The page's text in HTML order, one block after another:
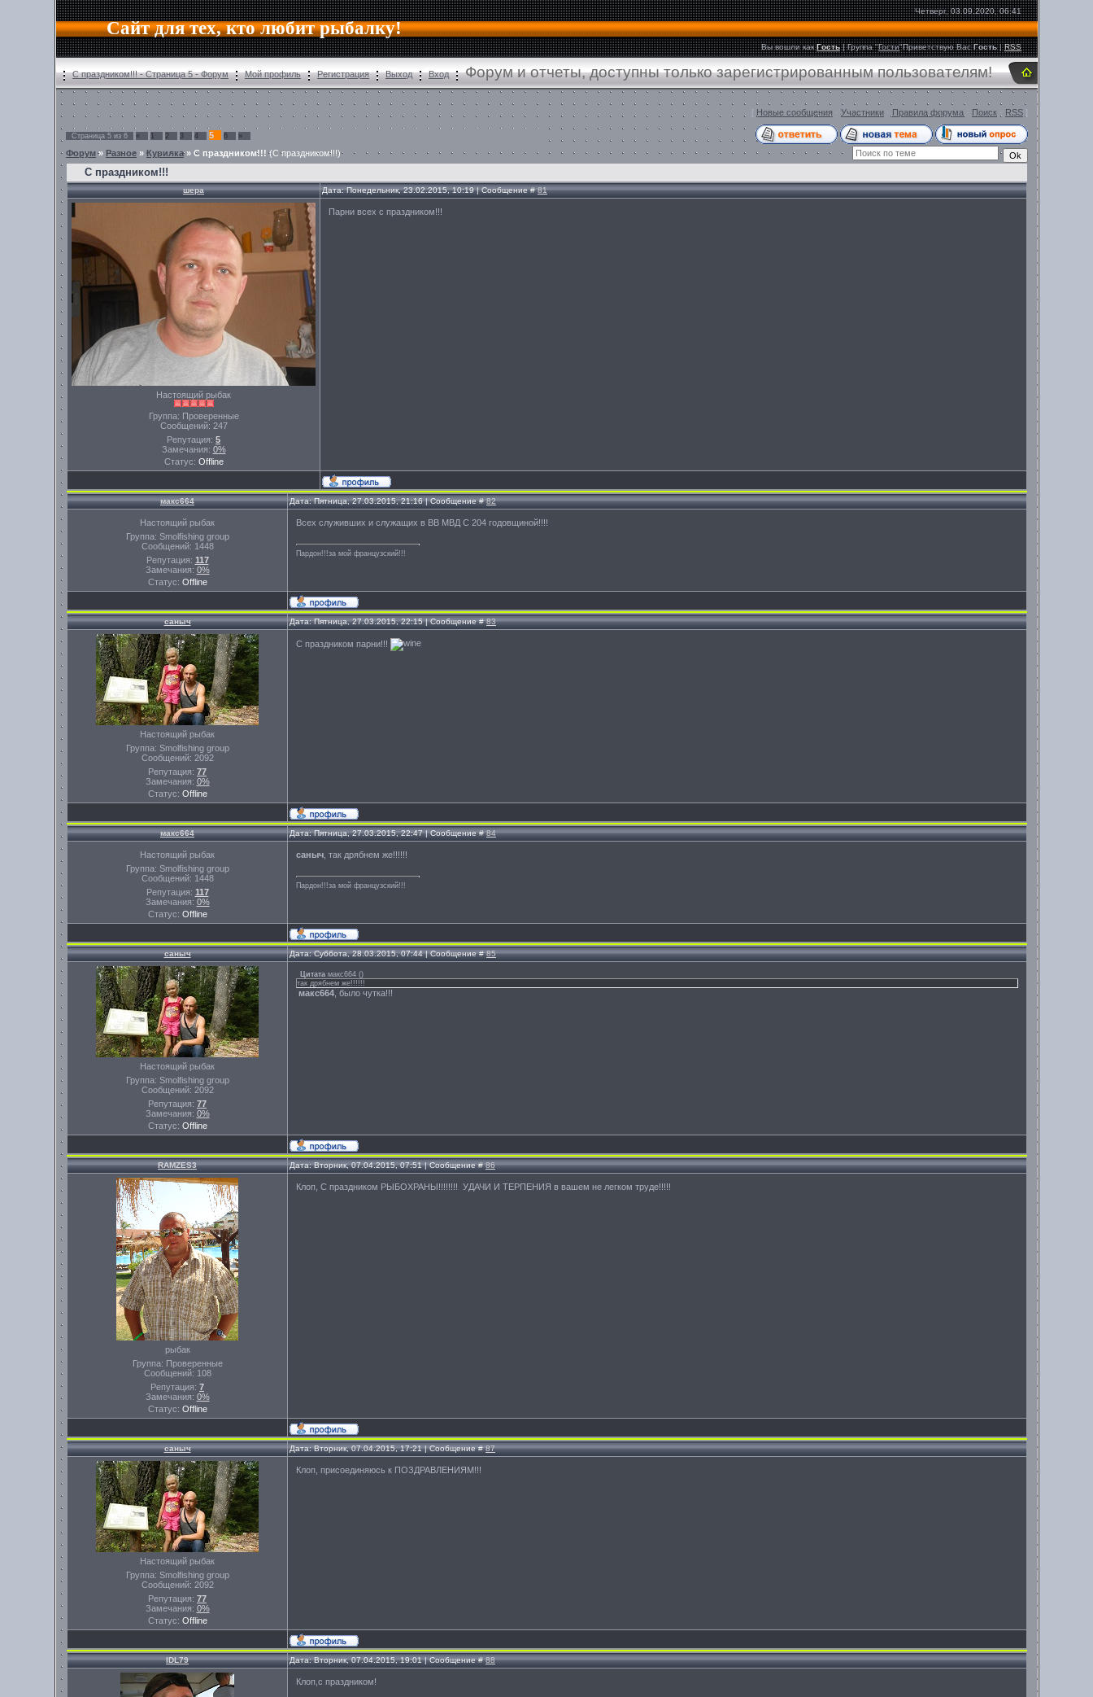
Сайт для тех, кто любит рыбалку!
Четверг, 03.09.2020, 06:41
Вы вошли как Гость|Группа"Гости"Приветствую Вас Гость |RSS
С праздником!!! - Страница 5 - Форум Мой профиль Регистрация Выход Вход Форум и отчеты, доступны только зарегистрированным пользователям!
[ Новые сообщения Участники Правила форума Поиск RSS ]
Страница 5 из 6 « 1 2 3 4 5 6 »
Форум» Разное » Курилка» С праздником!!! (С праздником!!!)
С праздником!!!
шера Дата: Понедельник, 23.02.2015, 10:19 | Сообщение #81
Настоящий рыбак
Группа: Проверенные
Сообщений: 247
Репутация: 5
Замечания: 0%
Статус: Offline
Парни всех с праздником!!!
макс664 Дата: Пятница, 27.03.2015, 21:16 | Сообщение #82
Настоящий рыбак
Группа: Smolfishing group
Сообщений: 1448
Репутация: 117
Замечания: 0%
Статус: Offline
Всех служивших и служащих в ВВ МВД С 204 годовщиной!!!!
Пардон!!!за мой французский!!!
саныч Дата: Пятница, 27.03.2015, 22:15 | Сообщение #83
Настоящий рыбак
Группа: Smolfishing group
Сообщений: 2092
Репутация: 77
Замечания: 0%
Статус: Offline
С праздником парни!!!
макс664 Дата: Пятница, 27.03.2015, 22:47 | Сообщение #84
Настоящий рыбак
Группа: Smolfishing group
Сообщений: 1448
Репутация: 117
Замечания: 0%
Статус: Offline
саныч , так дрябнем же!!!!!!
Пардон!!!за мой французский!!!
саныч Дата: Суббота, 28.03.2015, 07:44 | Сообщение #85
Настоящий рыбак
Группа: Smolfishing group
Сообщений: 2092
Репутация: 77
Замечания: 0%
Статус: Offline
Цитата макс664 ()
так дрябнем же!!!!!!
макс664 , было чутка!!!
RAMZES3 Дата: Вторник, 07.04.2015, 07:51 | Сообщение #86
рыбак
Группа: Проверенные
Сообщений: 108
Репутация: 7
Замечания: 0%
Статус: Offline
Клоп, С праздником РЫБОХРАНЫ!!!!!!!! УДАЧИ И ТЕРПЕНИЯ в вашем не легком труде!!!!!
саныч Дата: Вторник, 07.04.2015, 17:21 | Сообщение #87
Настоящий рыбак
Группа: Smolfishing group
Сообщений: 2092
Репутация: 77
Замечания: 0%
Статус: Offline
Клоп, присоединяюсь к ПОЗДРАВЛЕНИЯМ!!!
IDL79 Дата: Вторник, 07.04.2015, 19:01 | Сообщение #88
Клоп,с праздником!